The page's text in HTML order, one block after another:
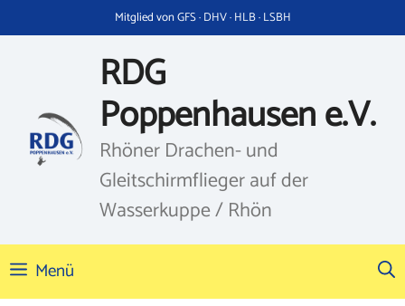
Inhalt
Mitglied von GFS · DHV · HLB · LSBH
RDG
Poppenhausen e.V.
Rhöner Drachen- und
Gleitschirmflieger auf der
Wasserkuppe / Rhön
Menü